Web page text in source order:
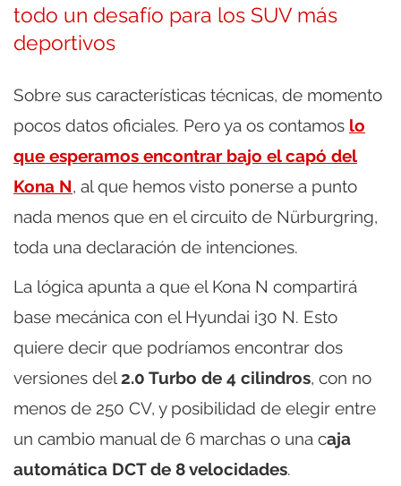
todo un desafío para los SUV más
deportivos
Sobre sus características técnicas, de momento
pocos datos oficiales. Pero ya os contamos lo
que esperamos encontrar bajo el capó del
Kona N, al que hemos visto ponerse a punto
nada menos que en el circuito de Nürburgring,
toda una declaración de intenciones.
La lógica apunta a que el Kona N compartirá
base mecánica con el Hyundai i30 N. Esto
quiere decir que podríamos encontrar dos
versiones del2.0 Turbo de 4 cilindros, con no
menos de 250 CV, y posibilidad de elegir entre
un cambio manual de 6 marchas o una caja
automática DCT de 8 velocidades.